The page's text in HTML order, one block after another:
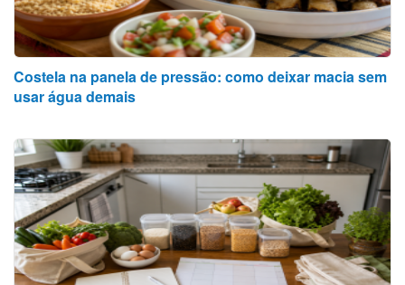
Costela na panela de pressão: como deixar macia sem
usar água demais